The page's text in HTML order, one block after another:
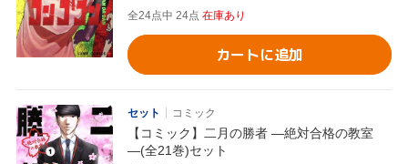
全24点中 24点 在庫あり
カートに追加
セット コミック
【コミック】二月の勝者 ―絶対合格の教室
―(全21巻)セット